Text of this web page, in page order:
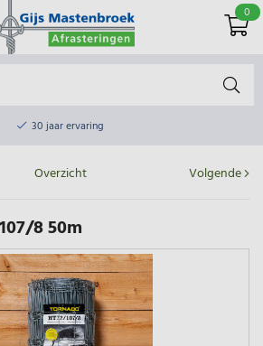
0
gratis verzending vanaf €75
Online winkel & fysieke winkel
gratis verzending vanaf €75
Overzicht Volgende
8 50m